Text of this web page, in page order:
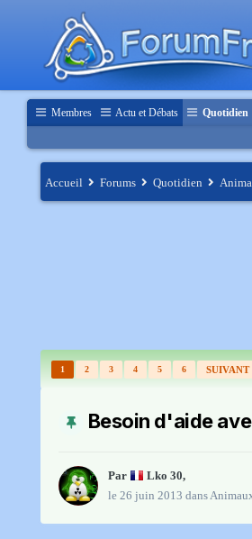
Membres Actu et Débats Quotidien
Accueil Forums Quotidien
1 2 3 4 5 6 SUIVANT
Besoin d'aide
Par Lko 30,
le 26 juin 2013 dans